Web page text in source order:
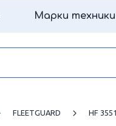
Марки техники
FLEETGUARD HF